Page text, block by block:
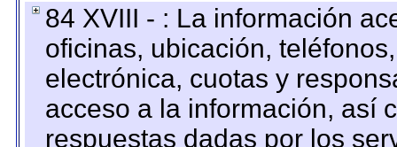
84 XVIII - : La información
oficinas, ubicación,
electrónica, cuotas y
acceso a la información, así
respuestas dadas por los